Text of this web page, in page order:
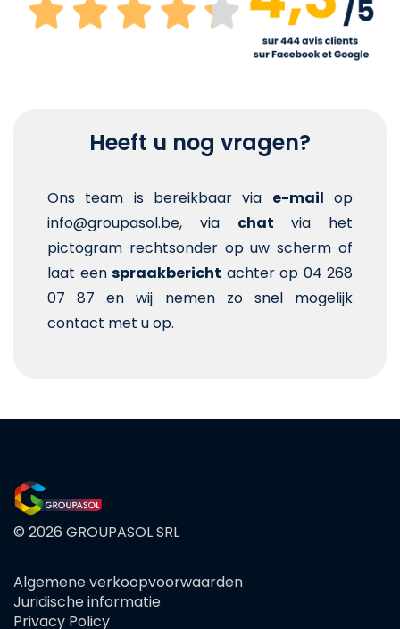
Heeft u nog vragen?
Ons team is bereikbaar via e-mail op
info@groupasol.be, via chat via het
pictogram rechtsonder op uw scherm of
laat een spraakbericht achter op 04 268
07 87 en wij nemen zo snel mogelijk
contact met u op.
© 2026 GROUPASOL SRL
FOOTER
MENU
Algemene verkoopvoorwaarden
Juridische informatie
Privacy Policy